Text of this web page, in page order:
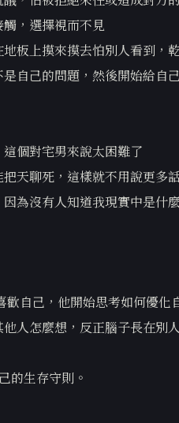
，選擇視而不見
板上摸來摸去怕別人看到，
自己的問題，然後開始給自
個對宅男來說太困難了
天聊死，這樣就不用說更多
為沒有人知道我現實中是什
自己，他開始思考如何優化
人怎麼想，反正腦子長在別
的生存守則。